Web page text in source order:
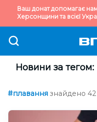
Ваш донат допомагає
Херсонщини та всієї
Новини за
#плавання знайдено 42